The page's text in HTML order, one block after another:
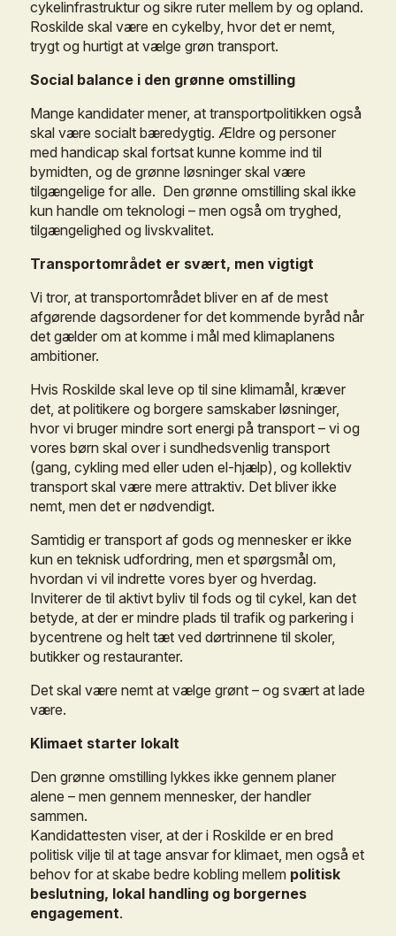
cykelinfrastruktur og sikre ruter mellem by og opland.
Roskilde skal være en cykelby, hvor det er nemt,
trygt og hurtigt at vælge grøn transport.
Social balance i den grønne omstilling
Mange kandidater mener, at transportpolitikken også
skal være socialt bæredygtig. Ældre og personer
med handicap skal fortsat kunne komme ind til
bymidten, og de grønne løsninger skal være
tilgængelige for alle. Den grønne omstilling skal ikke
kun handle om teknologi – men også om tryghed,
tilgængelighed og livskvalitet.
Transportområdet er svært, men vigtigt
Vi tror, at transportområdet bliver en af de mest
afgørende dagsordener for det kommende byråd når
det gælder om at komme i mål med klimaplanens
ambitioner.
Hvis Roskilde skal leve op til sine klimamål, kræver
det, at politikere og borgere samskaber løsninger,
hvor vi bruger mindre sort energi på transport – vi og
vores børn skal over i sundhedsvenlig transport
(gang, cykling med eller uden el-hjælp), og kollektiv
transport skal være mere attraktiv. Det bliver ikke
nemt, men det er nødvendigt.
Samtidig er transport af gods og mennesker er ikke
kun en teknisk udfordring, men et spørgsmål om,
hvordan vi vil indrette vores byer og hverdag.
Inviterer de til aktivt byliv til fods og til cykel, kan det
betyde, at der er mindre plads til trafik og parkering i
bycentrene og helt tæt ved dørtrinnene til skoler,
butikker og restauranter.
Det skal være nemt at vælge grønt – og svært at lade
være.
Klimaet starter lokalt
Den grønne omstilling lykkes ikke gennem planer
alene – men gennem mennesker, der handler
sammen.
Kandidattesten viser, at der i Roskilde er en bred
politisk vilje til at tage ansvar for klimaet, men også et
behov for at skabe bedre kobling mellem politisk
beslutning, lokal handling og borgernes
engagement.